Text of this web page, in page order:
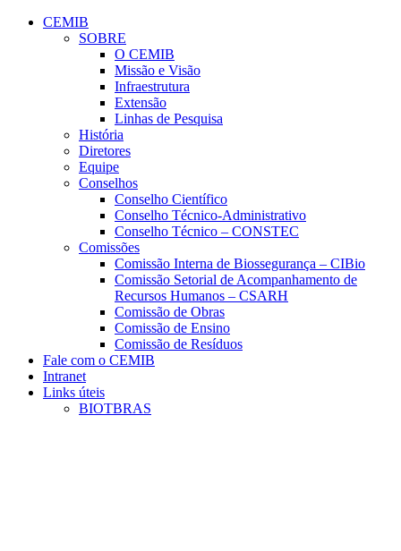
Conteúdo principal
CEMIB
SOBRE
O CEMIB
Missão e Visão
Infraestrutura
Extensão
Linhas de Pesquisa
História
Diretores
Equipe
Conselhos
Conselho Científico
Conselho Técnico-Administrativo
Conselho Técnico – CONSTEC
Comissões
Comissão Interna de Biossegurança – CIBio
Comissão Setorial de Acompanhamento de
Recursos Humanos – CSARH
Comissão de Obras
Comissão de Ensino
Comissão de Resíduos
Fale com o CEMIB
Intranet
Links úteis
BIOTBRAS